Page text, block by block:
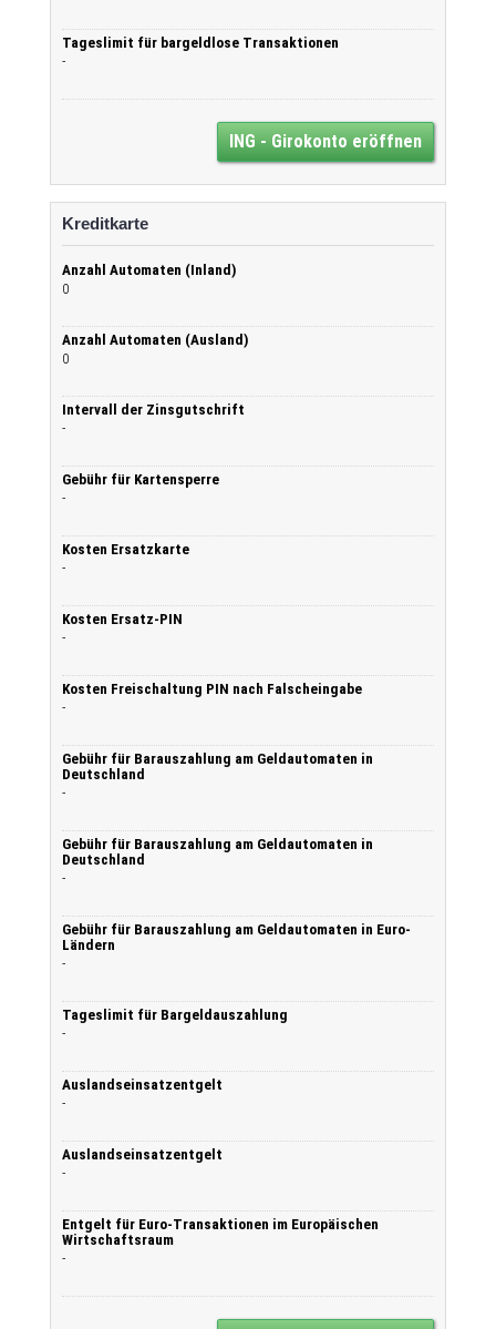
Tageslimit für bargeldlose Transaktionen
-
ING - Girokonto eröffnen
Kreditkarte
Anzahl Automaten (Inland)
0
Anzahl Automaten (Ausland)
0
Intervall der Zinsgutschrift
-
Gebühr für Kartensperre
-
Kosten Ersatzkarte
-
Kosten Ersatz-PIN
-
Kosten Freischaltung PIN nach Falscheingabe
-
Gebühr für Barauszahlung am Geldautomaten in
Deutschland
-
Gebühr für Barauszahlung am Geldautomaten in
Deutschland
-
Gebühr für Barauszahlung am Geldautomaten in Euro-
Ländern
-
Tageslimit für Bargeldauszahlung
-
Auslandseinsatzentgelt
-
Auslandseinsatzentgelt
-
Entgelt für Euro-Transaktionen im Europäischen
Wirtschaftsraum
-